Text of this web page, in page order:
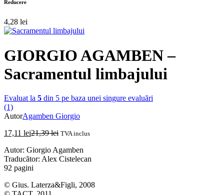
Reducere
4,28 lei
GIORGIO AGAMBEN –
Sacramentul limbajului
Evaluat la 5 din 5 pe baza unei singure evaluări
(1)
AutorAgamben Giorgio
17,11 lei21,39lei TVA inclus
Autor: Giorgio Agamben
Traducător: Alex Cistelecan
92 pagini
© Gius. Laterza&Figli, 2008